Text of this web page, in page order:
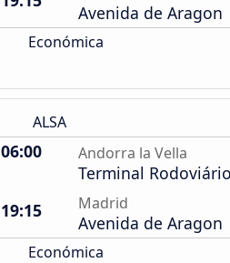
Avenida de Aragon
Económica
ALSA
06:00 Andorra la Vella
Terminal
19:15
Madrid
Avenida de Aragon
Económica